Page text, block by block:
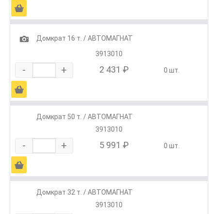
Ä
1
Домкрат 16 т. / АВТОМАГНАТ
3913010
- + 2 431 ₽ 0 шт.
Ä
Домкрат 50 т. / АВТОМАГНАТ
3913010
- + 5 991 ₽ 0 шт.
Ä
Домкрат 32 т. / АВТОМАГНАТ
3913010